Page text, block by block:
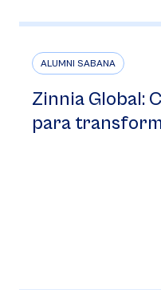
ALUMNI SABANA
Zinnia Global:
para